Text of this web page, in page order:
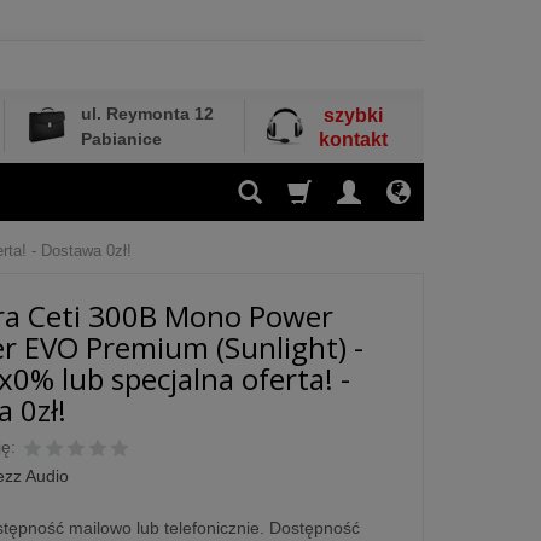
ul. Reymonta 12
Pabianice
szybki
kontakt
- Dostawa 0zł!
Ceti 300B Mono Power
EVO Premium (Sunlight) -
lub specjalna oferta! -
0zł!
Audio
mailowo lub telefonicznie. Dostępność